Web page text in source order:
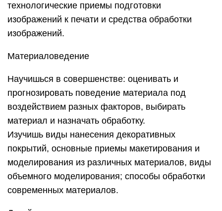
технологические приемы подготовки
изображений к печати и средства обработки
изображений.
Материаловедение
Научишься в совершенстве: оценивать и
прогнозировать поведение материала под
воздействием разных факторов, выбирать
материал и назначать обработку.
Изучишь виды нанесения декоративных
покрытий, основные приемы макетирования и
моделирования из различных материалов, виды
объемного моделирования; способы обработки
современных материалов.